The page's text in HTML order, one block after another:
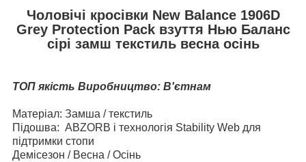
Чоловічі кросівки New Balance 1906D
Grey Protection Pack взуття Нью Баланс
сірі замш текстиль весна осінь
ТОП якість Виробництво: В'єтнам
Матеріал: Замша / текстиль
Підошва: ABZORB і технологія Stability Web для
підтримки стопи
Демісезон / Весна / Осінь